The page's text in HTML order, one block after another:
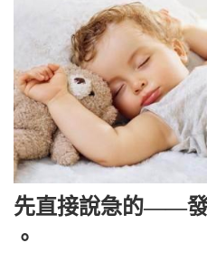
先直接說急的——
。